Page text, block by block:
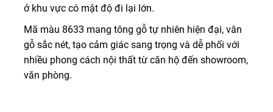
ở khu vực có mật độ đi lại lớn.
Mã màu 8633 mang tông gỗ tự nhiên hiện đại, vân
gỗ sắc nét, tạo cảm giác sang trọng và dễ phối với
nhiều phong cách nội thất từ căn hộ đến showroom,
văn phòng.